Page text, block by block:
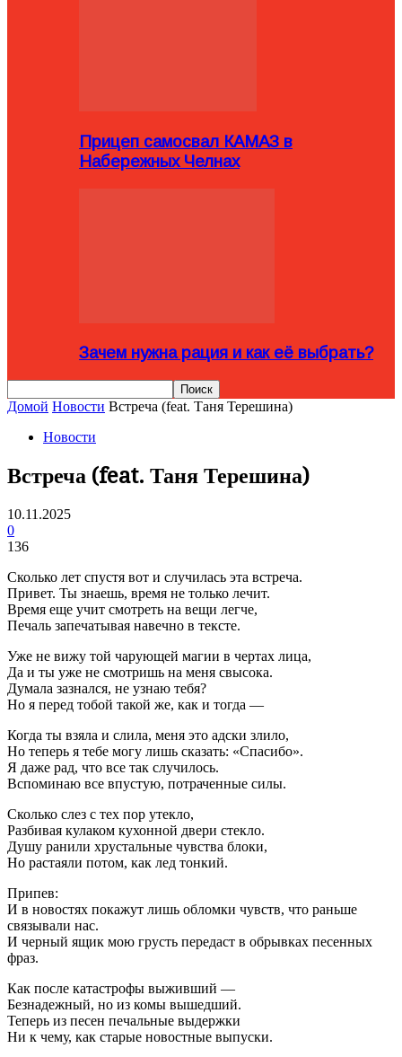
Прицеп самосвал КАМАЗ в
Набережных Челнах
Зачем нужна рация и как её выбрать?
Домой Новости Встреча (feat. Таня Терешина)
Новости
Встреча (feat. Таня Терешина)
10.11.2025
0
136
Сколько лет спустя вот и случилась эта встреча.
Привет. Ты знаешь, время не только лечит.
Время еще учит смотреть на вещи легче,
Печаль запечатывая навечно в тексте.
Уже не вижу той чарующей магии в чертах лица,
Да и ты уже не смотришь на меня свысока.
Думала зазнался, не узнаю тебя?
Но я перед тобой такой же, как и тогда —
Когда ты взяла и слила, меня это адски злило,
Но теперь я тебе могу лишь сказать: «Спасибо».
Я даже рад, что все так случилось.
Вспоминаю все впустую, потраченные силы.
Сколько слез с тех пор утекло,
Разбивая кулаком кухонной двери стекло.
Душу ранили хрустальные чувства блоки,
Но растаяли потом, как лед тонкий.
Припев:
И в новостях покажут лишь обломки чувств, что раньше
связывали нас.
И черный ящик мою грусть передаст в обрывках песенных
фраз.
Как после катастрофы выживший —
Безнадежный, но из комы вышедший.
Теперь из песен печальные выдержки
Ни к чему, как старые новостные выпуски.